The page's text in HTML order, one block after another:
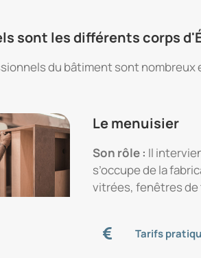
sont les différents corps
du bâtiment sont
Le menuisier
Son rôle : Il
s’occupe de la
vitrées, fenêtres
Tarifs